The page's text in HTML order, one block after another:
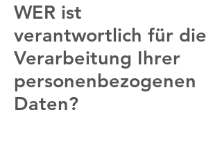
WER ist
verantwortlich für die
Verarbeitung Ihrer
personenbezogenen
Daten?